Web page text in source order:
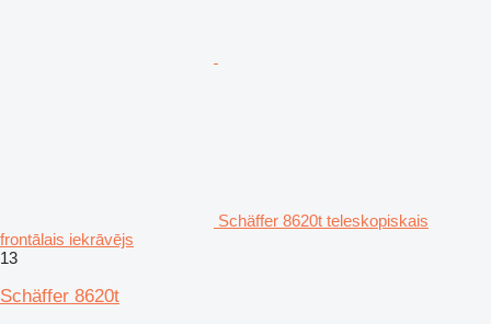
Schäffer 8620t teleskopiskais
frontālais iekrāvējs
13
Schäffer 8620t